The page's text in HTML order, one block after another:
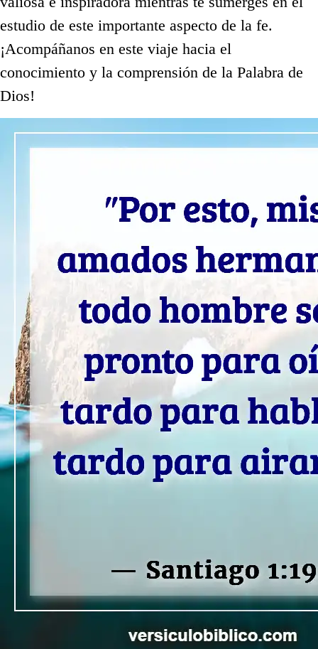
estudio de este importante aspecto de la fe.
¡Acompáñanos en este viaje hacia el
conocimiento y la comprensión de la Palabra de
Dios!